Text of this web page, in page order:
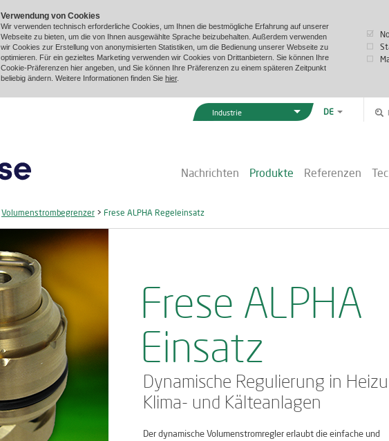
Verwendung von Cookies
Wir verwenden technisch erforderliche Cookies, um Ihnen die bestmögliche Erfahrung auf unserer
Webseite zu bieten, um die von Ihnen ausgewählte Sprache beizubehalten. Außerdem verwenden
wir Cookies zur Erstellung von anonymisierten Statistiken, um die Bedienung unserer Webseite zu
optimieren. Für ein gezieltes Marketing verwenden wir Cookies von Drittanbietern. Sie können Ihre
Cookie-Präferenzen hier angeben, und Sie können Ihre Präferenzen zu einem späteren Zeitpunkt
beliebig ändern. Weitere Informationen finden Sie hier.
Nachrichten Produkte Referenzen
Industrie
Fernwärme
DE
Volumenstrombegrenzer > Frese ALPHA Regeleinsatz
Frese ALPHA
Einsatz
Dynamische Regulierung in
Klima- und Kälteanlagen
Der dynamische Volumenstromregler erlaubt die einfache und